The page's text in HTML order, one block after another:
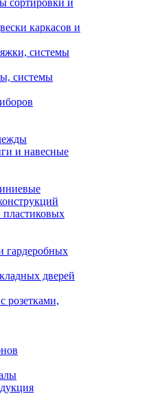
сортировки и
каркасов и
системы
системы
и навесные
гардеробных
дверей
розетками,